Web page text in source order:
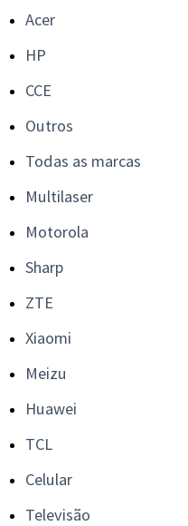
Acer
HP
CCE
Outros
Todas as marcas
Multilaser
Motorola
Sharp
ZTE
Xiaomi
Meizu
Huawei
TCL
Celular
Televisão